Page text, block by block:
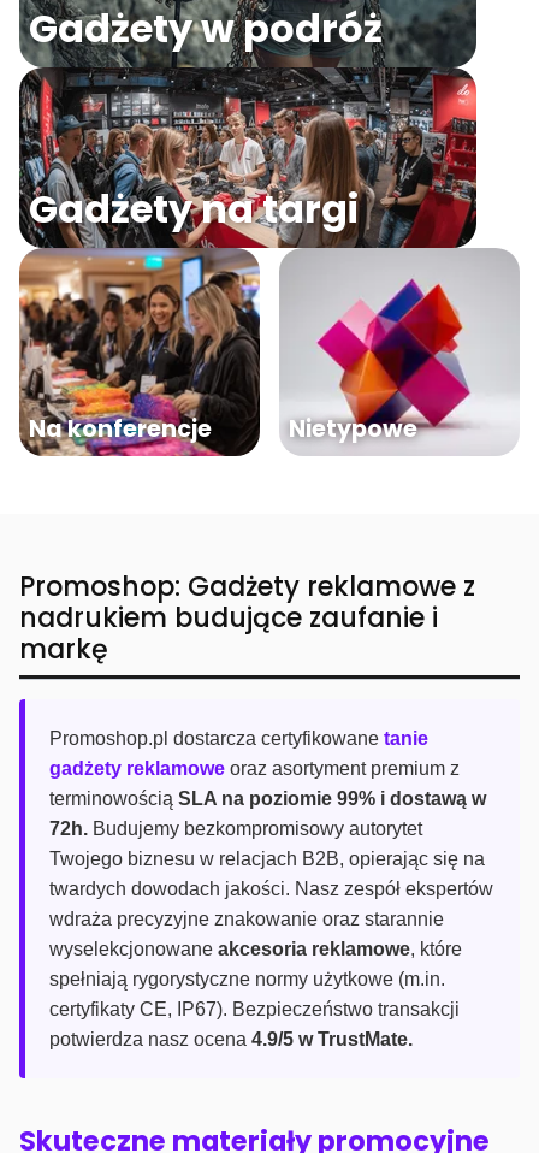
Gadżety w podróż
Gadżety na targi
Na konferencje Nietypowe
Promoshop: Gadżety reklamowe z
nadrukiem budujące zaufanie i
markę
Promoshop.pl dostarcza certyfikowane tanie
gadżety reklamowe oraz asortyment premium z
terminowością SLA na poziomie 99% i dostawą w
72h. Budujemy bezkompromisowy autorytet
Twojego biznesu w relacjach B2B, opierając się na
twardych dowodach jakości. Nasz zespół ekspertów
wdraża precyzyjne znakowanie oraz starannie
wyselekcjonowane akcesoria reklamowe, które
spełniają rygorystyczne normy użytkowe (m.in.
certyfikaty CE, IP67). Bezpieczeństwo transakcji
potwierdza nasz ocena 4.9/5 w TrustMate.
Skuteczne materiały promocyjne